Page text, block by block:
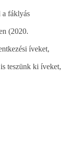
a fáklyás
(2020.
íveket,
teszünk ki íveket,